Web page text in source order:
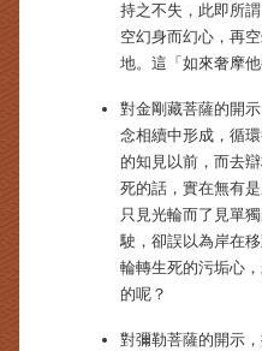
持之不失，此即所
空幻身而幻心，再
地。這「如來奢摩
對金剛藏菩薩的開
念相續中形成，循
的知見以前，而去
死的話，實在無有
只見光輪而了見單
駛，卻誤以為岸在
輪轉生死的污垢心
的呢？
對彌勒菩薩的開示